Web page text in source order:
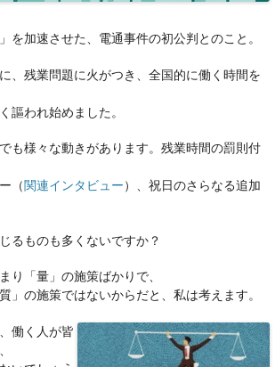
を加速させた、電通事件の初公判とのこと。
、残業問題に火がつき、全国的に働く時間を
謳われ始めました。
も様々な動きがあります。残業時間の罰則付
（関連インタビュー）、祝日のさらなる追加
るものも多くないですか？
り「量」の施策ばかりで、
」の施策ではないからだと、私は考えます。
働く人が皆